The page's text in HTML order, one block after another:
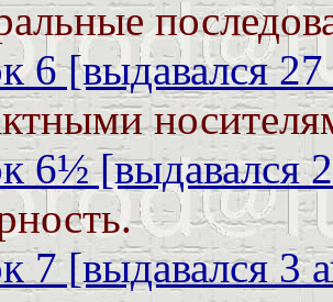
6 [выдавался
6½ [выдавался
7 [выдавался 3